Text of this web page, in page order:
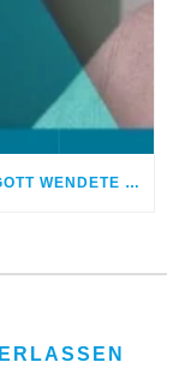
MEINE EHE WAR ZERSTÖRT – DOCH GOTT WENDETE ALLES ZUM GUTEN